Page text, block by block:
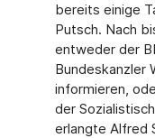
bereits einige
Putsch. Nach
entweder der
Bundeskanzler
informieren,
der
erlangte Alfred